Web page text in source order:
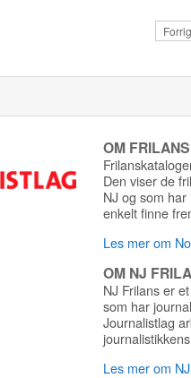
OM
Den viser de
NJ og som
enkelt finne
Les mer om
OM NJ
NJ Frilans er
som har
Journalistlag
Les mer om